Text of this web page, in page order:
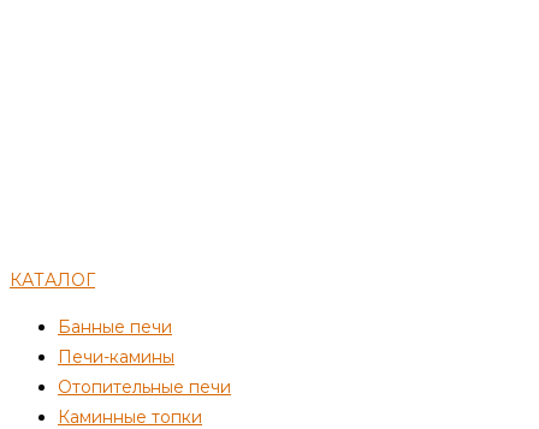
КАТАЛОГ
Банные печи
Печи-камины
Отопительные печи
Каминные топки